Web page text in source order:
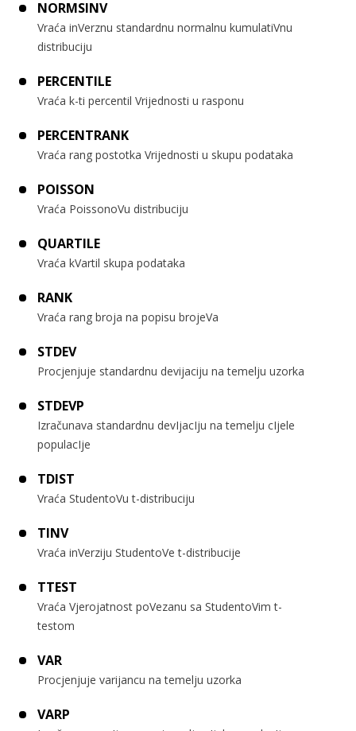
NORMSINV
Vraća inVerznu standardnu normalnu kumulatiVnu
distribuciju
PERCENTILE
Vraća k-ti percentil Vrijednosti u rasponu
PERCENTRANK
Vraća rang postotka Vrijednosti u skupu podataka
POISSON
Vraća PoissonoVu distribuciju
QUARTILE
Vraća kVartil skupa podataka
RANK
Vraća rang broja na popisu brojeVa
STDEV
Procjenjuje standardnu devijaciju na temelju uzorka
STDEVP
Izračunava standardnu devIjacIju na temelju cIjele
populacIje
TDIST
Vraća StudentoVu t-distribuciju
TINV
Vraća inVerziju StudentoVe t-distribucije
TTEST
Vraća Vjerojatnost poVezanu sa StudentoVim t-
testom
VAR
Procjenjuje varijancu na temelju uzorka
VARP